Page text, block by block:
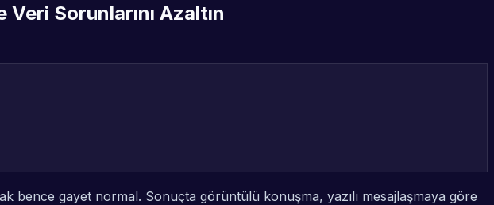
Sorunlarını Azaltın
bence gayet normal. Sonuçta görüntülü konuşma, yazılı mesajlaşmaya göre